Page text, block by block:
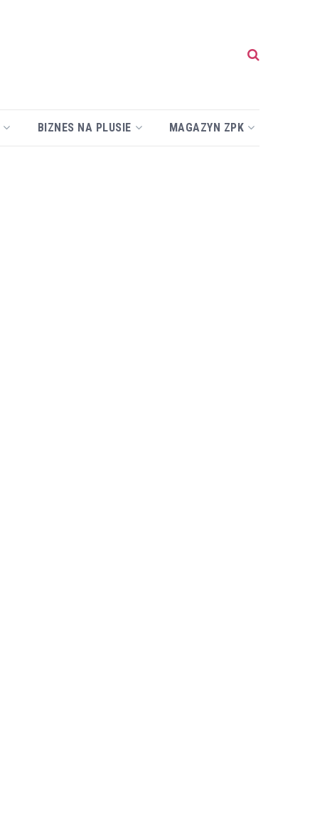
BIZNES NA PLUSIE MAGAZYN ZPK